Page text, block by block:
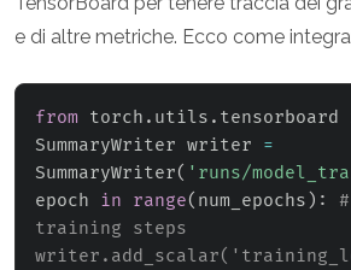
e di altre metriche. Ecco come
from torch . utils . tensorboard
SummaryWriter writer =
SummaryWriter( 'runs/
epoch in range( num_epochs ) :
training steps